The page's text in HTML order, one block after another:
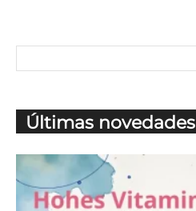
Últimas novedades